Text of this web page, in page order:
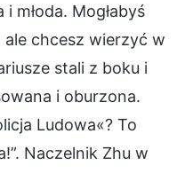
młoda. Mogłabyś
ale chcesz wierzyć w
stali z boku i
i oburzona.
Ludowa«? To
Naczelnik Zhu w